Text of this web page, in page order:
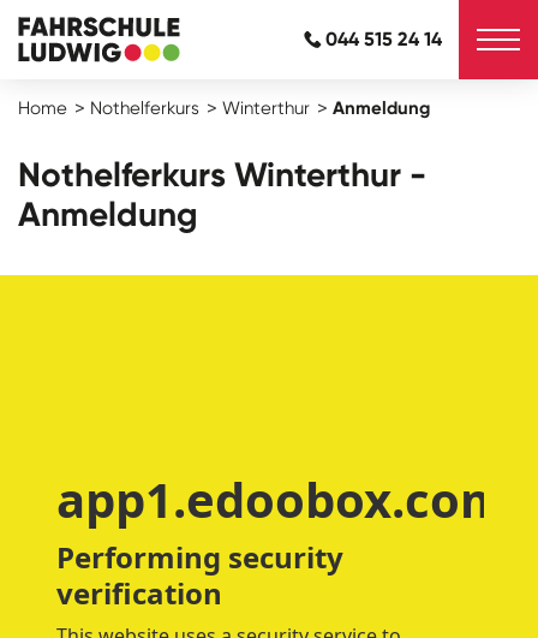
044 515 24 14
Home Nothelferkurs Winterthur Anmeldung
Nothelferkurs Winterthur -
Anmeldung